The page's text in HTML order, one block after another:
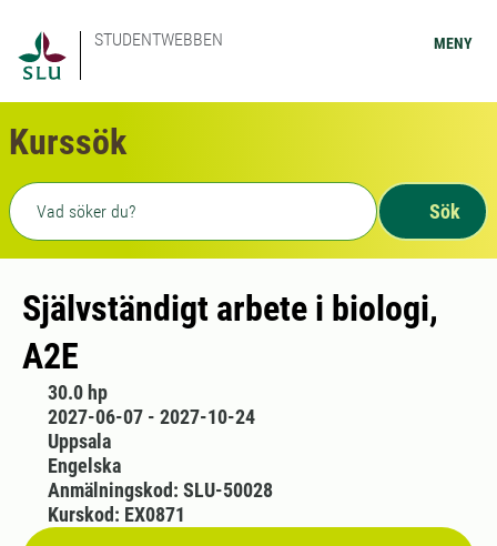
STUDENTWEBBEN MENY
Kurssök
Fritext sökning
Sök
Självständigt arbete i biologi,
A2E
30.0 hp
2027-06-07 - 2027-10-24
Uppsala
Engelska
Anmälningskod: SLU-50028
Kurskod: EX0871